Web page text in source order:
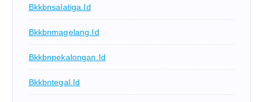
Bkkbnsalatiga.id
Bkkbnmagelang.id
Bkkbnpekalongan.id
Bkkbntegal.id